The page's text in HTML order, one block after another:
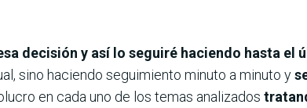
decisión y así lo seguiré haciendo hasta el
sino haciendo seguimiento minuto a minuto y
en cada uno de los temas analizados